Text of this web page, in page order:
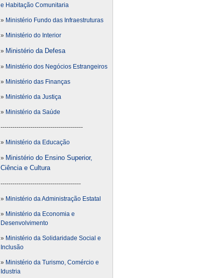
e Habitação Comunitaria
» Ministério Fundo das Infraestruturas
» Ministério do Interior
» Ministério da Defesa
» Ministério dos Negócios Estrangeiros
» Ministério das Finanças
» Ministério da Justiça
» Ministério da Saúde
-----------------------------------------
» Ministério da Educação
» Ministério do Ensino Superior,
Ciência e Cultura
----------------------------------------
» Ministério da Administração Estatal
» Ministério da Economia e
Desenvolvimento
» Ministério da Solidaridade Social e
Inclusão
» Ministério da Turismo, Comércio e
Idustria